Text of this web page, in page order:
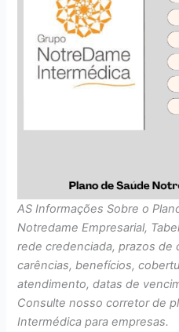
AS Informações Sobre o
Notredame Empresarial,
rede credenciada, prazos de
carências, benefícios,
atendimento, datas de
Consulte nosso corretor de
Intermédica para empresas.